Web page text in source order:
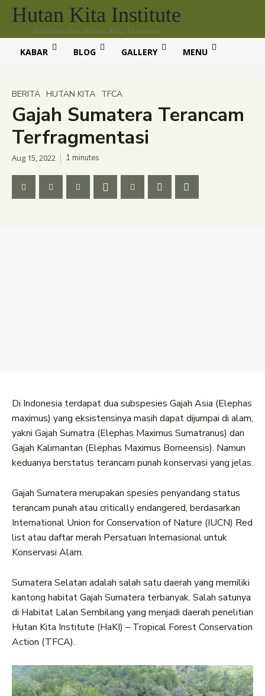
Hutan Kita Institute
Perkumpulan Hutan Kita Institute
KABAR BLOG GALLERY MENU
BERITA HUTAN KITA TFCA
Gajah Sumatera Terancam
Terfragmentasi
Aug 15, 2022 1 minutes
Di Indonesia terdapat dua subspesies Gajah Asia (Elephas
maximus) yang eksistensinya masih dapat dijumpai di alam,
yakni Gajah Sumatra (Elephas Maximus Sumatranus) dan
Gajah Kalimantan (Elephas Maximus Borneensis). Namun
keduanya berstatus terancam punah konservasi yang jelas.
Gajah Sumatera merupakan spesies penyandang status
terancam punah atau critically endangered, berdasarkan
International Union for Conservation of Nature (IUCN) Red
list atau daftar merah Persatuan Internasional untuk
Konservasi Alam.
Sumatera Selatan adalah salah satu daerah yang memiliki
kantong habitat Gajah Sumatera terbanyak. Salah satunya
di Habitat Lalan Sembilang yang menjadi daerah penelitian
Hutan Kita Institute (HaKI) – Tropical Forest Conservation
Action (TFCA).